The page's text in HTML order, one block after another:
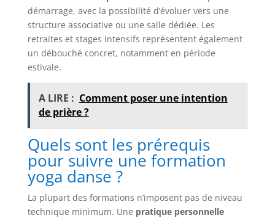
démarrage, avec la possibilité d’évoluer vers une
structure associative ou une salle dédiée. Les
retraites et stages intensifs représentent également
un débouché concret, notamment en période
estivale.
A LIRE : Comment poser une intention
de prière ?
Quels sont les prérequis
pour suivre une formation
yoga danse ?
La plupart des formations n’imposent pas de niveau
technique minimum. Une pratique personnelle